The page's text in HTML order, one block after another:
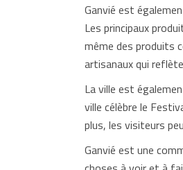
Ganvié est
Les principaux
même des produits
artisanaux qui
La ville est
ville célèbre le
plus, les visiteurs
Ganvié est une